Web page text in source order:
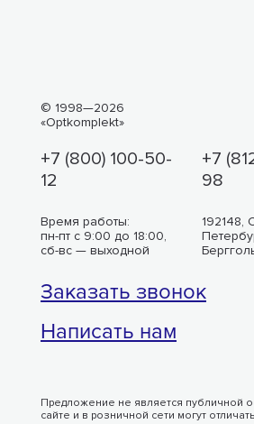
© 1998—2026
«Optkomplekt»
+7 (800) 100-50-
12
+7
98
Время работы:
пн-пт с 9:00 до 18:00,
сб-вс — выходной
192148,
Заказать звонок
Написать нам
Предложение не является публичной
сайте и в розничной сети могут